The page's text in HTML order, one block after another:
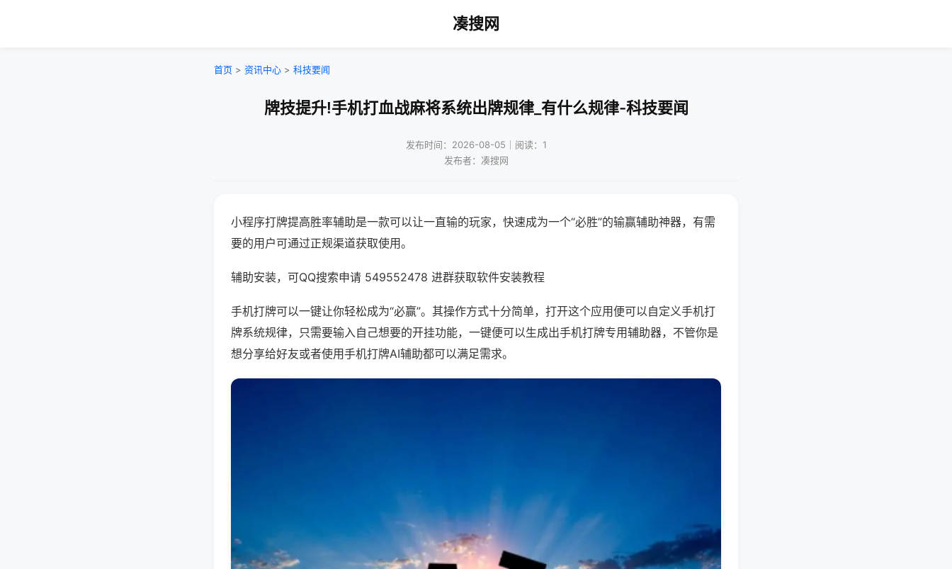
凑搜网
首页 > 资讯中心 > 科技要闻
牌技提升!手机打血战麻将系统出牌规律_有什么规律-科技要闻
发布时间：2026-08-05｜阅读：1
发布者：凑搜网
小程序打牌提高胜率辅助是一款可以让一直输的玩家，快速成为一个“必胜”的输赢辅助神器，有需
要的用户可通过正规渠道获取使用。
辅助安装，可QQ搜索申请 549552478 进群获取软件安装教程
手机打牌可以一键让你轻松成为“必赢”。其操作方式十分简单，打开这个应用便可以自定义手机打
牌系统规律，只需要输入自己想要的开挂功能，一键便可以生成出手机打牌专用辅助器，不管你是
想分享给好友或者使用手机打牌AI辅助都可以满足需求。